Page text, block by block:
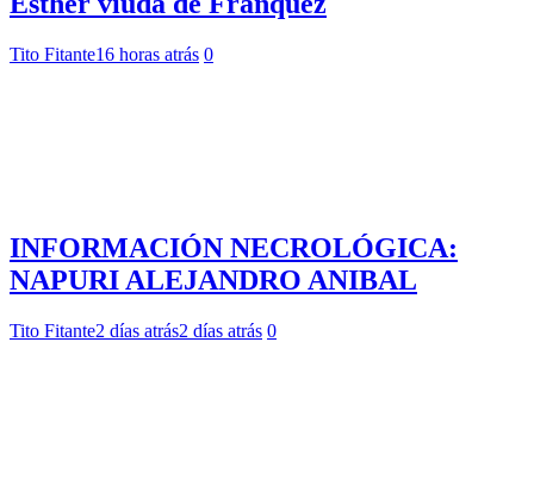
Tito Fitante16 horas atrás 0
INFORMACIÓN NECROLÓGICA:
NAPURI ALEJANDRO ANIBAL
Tito Fitante2 días atrás2 días atrás 0